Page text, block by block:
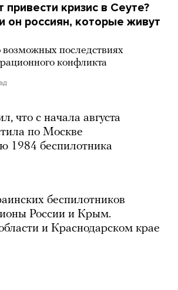
кризис в Сеуте?
он россиян, которые живут
возможных последствиях
конфликта
что с начала августа
по Москве
1984 беспилотника
беспилотников
России и Крым.
и Краснодарском крае